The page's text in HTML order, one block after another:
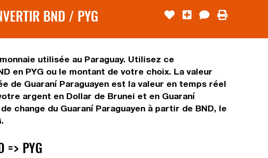
BND / PYG
utilisée au Paraguay. Utilisez ce
en PYG ou le montant de votre choix. La valeur
de Guaraní Paraguayen est la valeur en temps réel
argent en Dollar de Brunei et en Guaraní
change du Guaraní Paraguayen à partir de BND, le
=> PYG